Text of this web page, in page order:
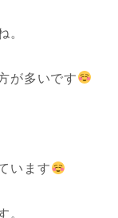
が多いです
います